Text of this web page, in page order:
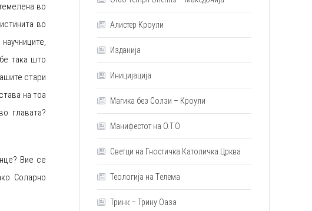
во
во
така што
стари
на тоа
главата?
Вие се
Соларно
Алистер Кроули
Изданија
Иницијација
Магика без Солзи – Кроули
Манифестот на О.Т.О
Светци на Гностичка Католичка Црква
Теологија на Tелема
Тринк – Трину Оаза